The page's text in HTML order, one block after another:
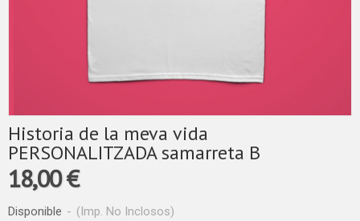
Historia de la meva vida
PERSONALITZADA samarreta B
18,00 €
Disponible - (Imp. No Inclosos)